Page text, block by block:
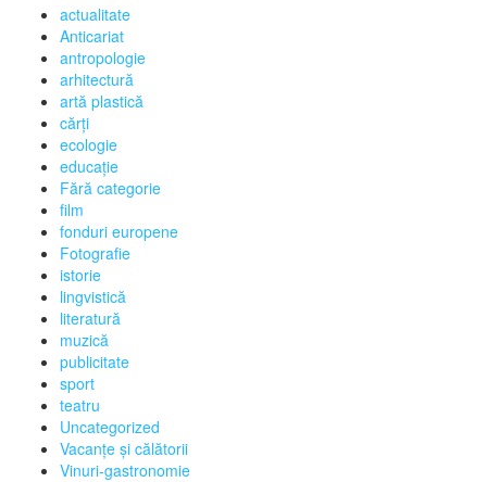
actualitate
Anticariat
antropologie
arhitectură
artă plastică
cărți
ecologie
educaţie
Fără categorie
film
fonduri europene
Fotografie
istorie
lingvistică
literatură
muzică
publicitate
sport
teatru
Uncategorized
Vacanţe şi călătorii
Vinuri-gastronomie